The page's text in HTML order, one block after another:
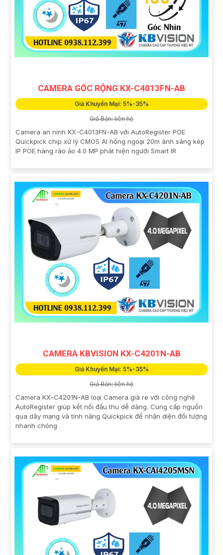
CAMERA GỐC RỘNG KX-C4013FN-AB
Giá Khuyến Mại: 5%-35%
Giá Bán: liên hệ
Camera an ninh KX-C4013FN-AB với AutoRegister POE
Quickpick chip xử lý CMOS AI hồng ngoại 20m ánh sáng kép
IP POE hàng rào ảo 4.0 MP phát hiện người Smart IR
CAMERA KBVISION KX-C4201N-AB
Giá Khuyến Mại: 5%-35%
Giá Bán: liên hệ
Camera KX-C4201N-AB loại Camera giá re với công nghệ
AutoRegister giúp kết nối đầu thu dễ dàng. Cung cấp nguồn
qua dây mạng và tính năng Quickpick để nhận diện đối tượng
nhanh chóng